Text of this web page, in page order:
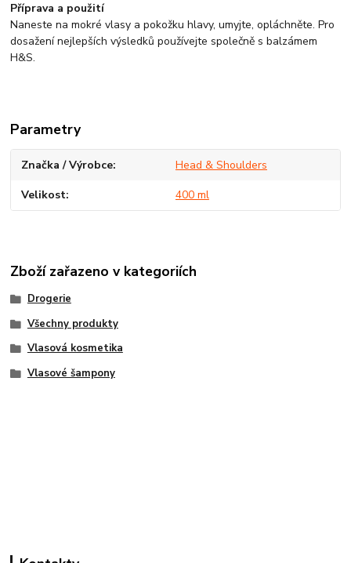
Příprava a použití
Naneste na mokré vlasy a pokožku hlavy, umyjte, opláchněte. Pro
dosažení nejlepších výsledků používejte společně s balzámem
H&S.
Parametry
Značka / Výrobce Head & Shoulders
Velikost 400 ml
Zboží zařazeno v kategoriích
Drogerie
Všechny produkty
Vlasová kosmetika
Vlasové šampony